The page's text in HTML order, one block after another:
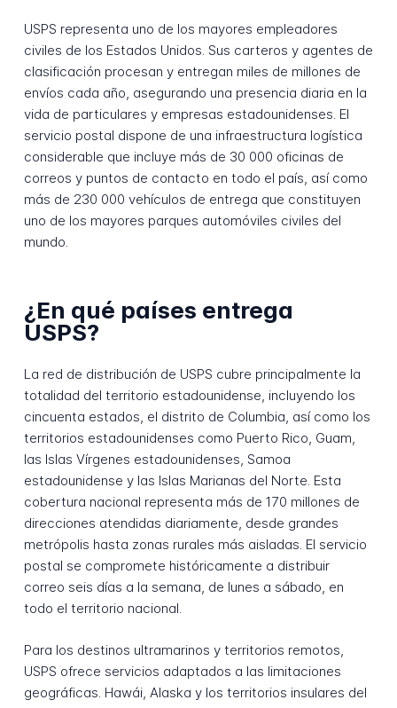
USPS representa uno de los mayores empleadores
civiles de los Estados Unidos. Sus carteros y agentes de
clasificación procesan y entregan miles de millones de
envíos cada año, asegurando una presencia diaria en la
vida de particulares y empresas estadounidenses. El
servicio postal dispone de una infraestructura logística
considerable que incluye más de 30 000 oficinas de
correos y puntos de contacto en todo el país, así como
más de 230 000 vehículos de entrega que constituyen
uno de los mayores parques automóviles civiles del
mundo.
¿En qué países entrega
USPS?
La red de distribución de USPS cubre principalmente la
totalidad del territorio estadounidense, incluyendo los
cincuenta estados, el distrito de Columbia, así como los
territorios estadounidenses como Puerto Rico, Guam,
las Islas Vírgenes estadounidenses, Samoa
estadounidense y las Islas Marianas del Norte. Esta
cobertura nacional representa más de 170 millones de
direcciones atendidas diariamente, desde grandes
metrópolis hasta zonas rurales más aisladas. El servicio
postal se compromete históricamente a distribuir
correo seis días a la semana, de lunes a sábado, en
todo el territorio nacional.
Para los destinos ultramarinos y territorios remotos,
USPS ofrece servicios adaptados a las limitaciones
geográficas. Hawái, Alaska y los territorios insulares del